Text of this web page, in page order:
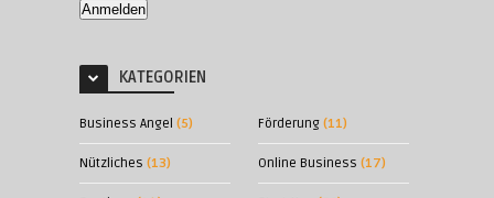
Anmelden
KATEGORIEN
Business Angel (5) Förderung(11)
Nützliches (13) Online Business (17)